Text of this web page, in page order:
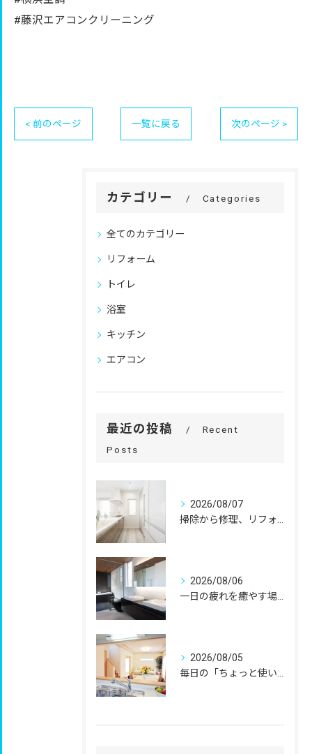
#藤沢エアコンクリーニング
< 前のページ 一覧に戻る 次のページ >
カテゴリー Categories
全てのカテゴリー
リフォーム
トイレ
浴室
キッチン
エアコン
最近の投稿
Recent
Posts
2026/08/07
2026/08/06
2026/08/05